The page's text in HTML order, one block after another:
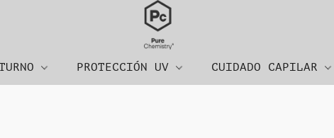
PROTECCIÓN UV CUIDADO CAPILAR